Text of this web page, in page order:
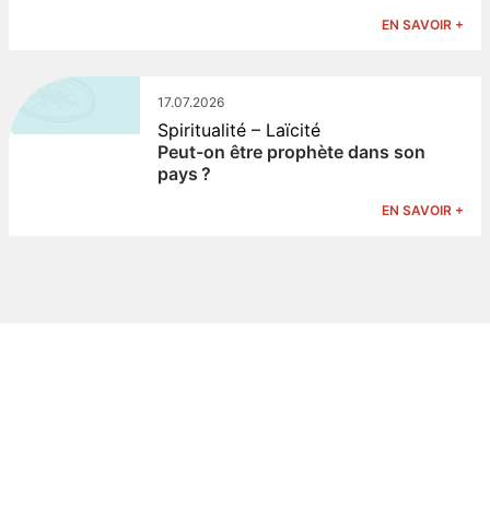
EN SAVOIR +
17.07.2026
Spiritualité – Laïcité
Peut-on être prophète dans son
pays ?
EN SAVOIR +